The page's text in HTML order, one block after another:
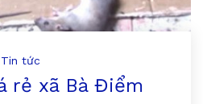
Tin tức
rẻ xã Bà Điểm